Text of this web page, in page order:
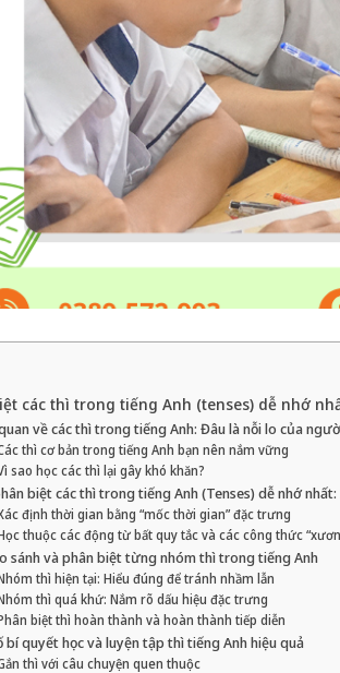
các thì trong tiếng Anh (tenses) dễ nhớ
về các thì trong tiếng Anh: Đâu là nỗi lo của
thì cơ bản trong tiếng Anh bạn nên nắm vững
sao học các thì lại gây khó khăn?
biệt các thì trong tiếng Anh (Tenses) dễ nhớ
định thời gian bằng “mốc thời gian” đặc trưng
thuộc các động từ bất quy tắc và các công thức
sánh và phân biệt từng nhóm thì trong tiếng Anh
thì hiện tại: Hiểu đúng để tránh nhầm lẫn
thì quá khứ: Nắm rõ dấu hiệu đặc trưng
biệt thì hoàn thành và hoàn thành tiếp diễn
bí quyết học và luyện tập thì tiếng Anh hiệu quả
thì với câu chuyện quen thuộc